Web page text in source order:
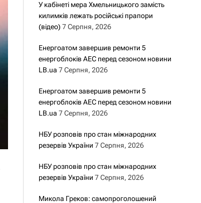
У кабінеті мера Хмельницького замість
килимків лежать російські прапори
(відео) 7 Серпня, 2026
Енергоатом завершив ремонти 5
енергоблоків АЕС перед сезоном новини
LB.ua 7 Серпня, 2026
Енергоатом завершив ремонти 5
енергоблоків АЕС перед сезоном новини
LB.ua 7 Серпня, 2026
НБУ розповів про стан міжнародних
резервів України 7 Серпня, 2026
НБУ розповів про стан міжнародних
резервів України 7 Серпня, 2026
Микола Греков: самопроголошений